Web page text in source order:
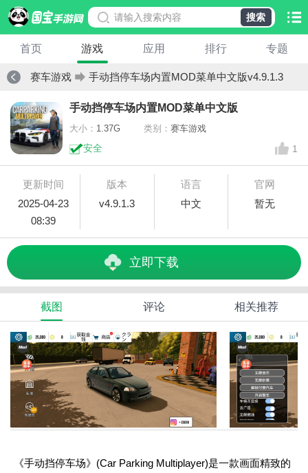
搜索
首页 游戏 应用 排行 专题
赛车游戏 手动挡停车场内置MOD菜单中文版v4.9.1.3
手动挡停车场内置MOD菜单中文版
大小： 1.37G 类别： 赛车游戏
安全 1
更新时间
2025-04-23
08:39
版本
v4.9.1.3
语言
中文
官网
暂无
立即下载
截图 评论 相关推荐
《手动挡停车场》(Car Parking Multiplayer)是一款画面精致的